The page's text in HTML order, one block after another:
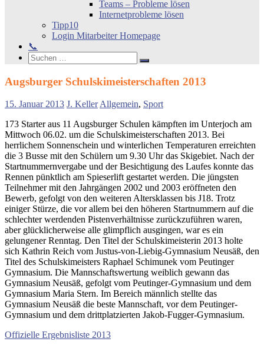
Teams – Probleme lösen
Internetprobleme lösen
Tipp10
Login Mitarbeiter Homepage
📞
Search
Suchen
nach:
Suchen
Augsburger Schulskimeisterschaften 2013
15. Januar 2013 J. KellerAllgemein, Sport
173 Starter aus 11 Augsburger Schulen kämpften im Unterjoch am
Mittwoch 06.02. um die Schulskimeisterschaften 2013. Bei
herrlichem Sonnenschein und winterlichen Temperaturen erreichten
die 3 Busse mit den Schülern um 9.30 Uhr das Skigebiet. Nach der
Startnummernvergabe und der Besichtigung des Laufes konnte das
Rennen pünktlich am Spieserlift gestartet werden. Die jüngsten
Teilnehmer mit den Jahrgängen 2002 und 2003 eröffneten den
Bewerb, gefolgt von den weiteren Altersklassen bis J18. Trotz
einiger Stürze, die vor allem bei den höheren Startnummern auf die
schlechter werdenden Pistenverhältnisse zurückzuführen waren,
aber glücklicherweise alle glimpflich ausgingen, war es ein
gelungener Renntag. Den Titel der Schulskimeisterin 2013 holte
sich Kathrin Reich vom Justus-von-Liebig-Gymnasium Neusäß, den
Titel des Schulskimeisters Raphael Schimunek vom Peutinger
Gymnasium. Die Mannschaftswertung weiblich gewann das
Gymnasium Neusäß, gefolgt vom Peutinger-Gymnasium und dem
Gymnasium Maria Stern. Im Bereich männlich stellte das
Gymnasium Neusäß die beste Mannschaft, vor dem Peutinger-
Gymnasium und dem drittplatzierten Jakob-Fugger-Gymnasium.
Offizielle Ergebnisliste 2013